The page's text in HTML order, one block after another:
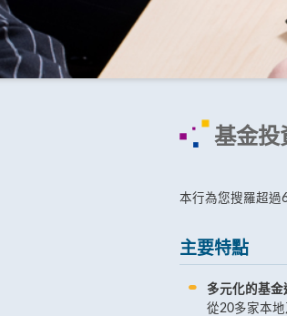
基金投
本行為您搜羅超過
主要特點
多元化的基金
從20多家本